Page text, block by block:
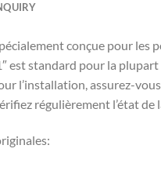
conçue pour les
est standard pour la
l’installation, assurez-
régulièrement l’état de